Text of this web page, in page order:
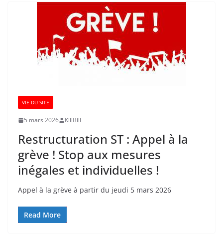
VIE DU SITE
5 mars 2026 KillBill
Restructuration ST : Appel à la
grève ! Stop aux mesures
inégales et individuelles !
Appel à la grève à partir du jeudi 5 mars 2026
Read More